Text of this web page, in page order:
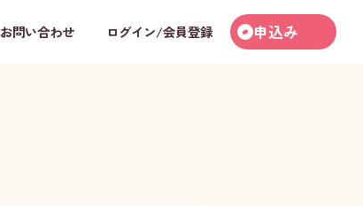
お問い合わせ ログイン/会員登録 申込み